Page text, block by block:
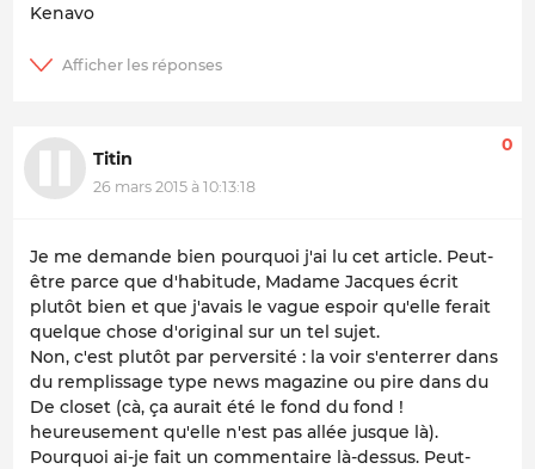
Kenavo
Titin
26 mars 2015 à 10:13:18
0
Je me demande bien pourquoi j'ai lu cet article. Peut-
être parce que d'habitude, Madame Jacques écrit
plutôt bien et que j'avais le vague espoir qu'elle ferait
quelque chose d'original sur un tel sujet.
Non, c'est plutôt par perversité : la voir s'enterrer dans
du remplissage type news magazine ou pire dans du
De closet (cà, ça aurait été le fond du fond !
heureusement qu'elle n'est pas allée jusque là).
Pourquoi ai-je fait un commentaire là-dessus. Peut-